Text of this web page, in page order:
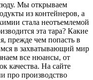
Мы открываем
из контейнеров, а
стала неотъемлемой
эта тара? Какие
прежде чем попасть в
в захватывающий мир
все нюансы, от
качества. На сайте
про производство